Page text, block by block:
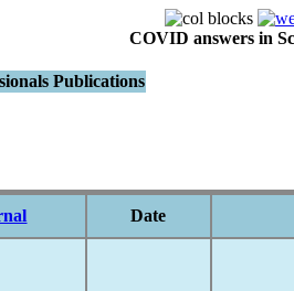
COVID answers in
Publications
Date